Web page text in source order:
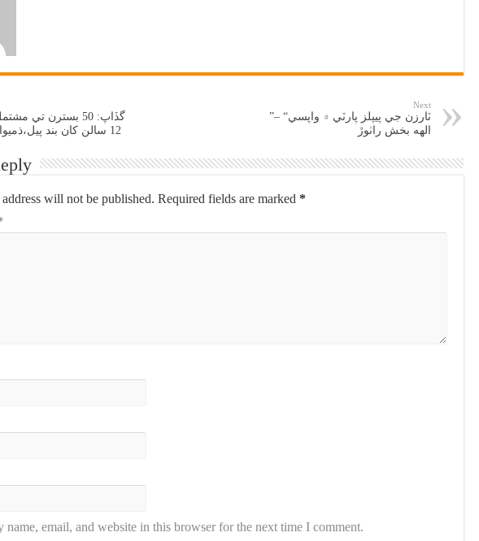
گڏاپ: 50 بسترن تي
12 سالن کان بند پيل،ذميوار ڪير؟؟
Next
”ٽارزن جي پيپلز پارٽي ۾ واپسي“ –
الهه بخش راٺوڙ
will not be published. Required fields are marked *
name, email, and website in this browser for the next time I comment.